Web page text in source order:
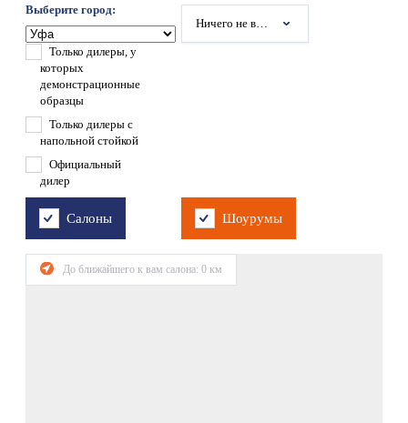
Выберите город:
Ничего не выбрано
Только дилеры, у
которых
демонстрационные
образцы
Только дилеры с
напольной стойкой
Официальный
дилер
Салоны Шоурумы
До ближайшего к вам салона: 0 км